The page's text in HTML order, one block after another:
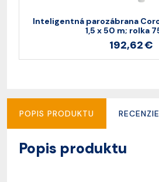
Inteligentná parozábrana
1,5 x 50 m; rolka
192,62 €
POPIS PRODUKTU RECENZIE
Popis produktu